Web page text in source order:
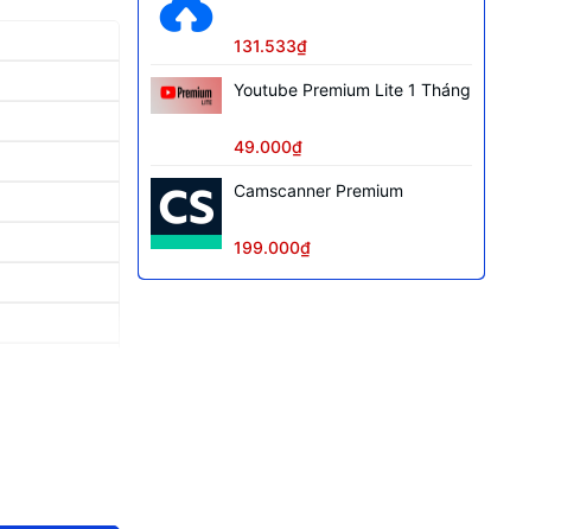
131.533₫
Youtube Premium Lite 1 Tháng
49.000₫
Camscanner Premium
199.000₫